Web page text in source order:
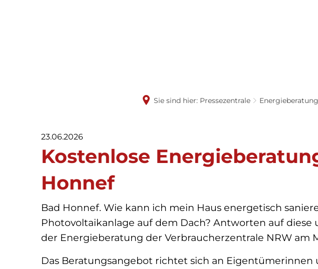
Sie sind hier: Pressezentrale
23.06.2026
Kostenlose
Honnef
Bad Honnef. Wie kann ich mein Haus energetisch
Photovoltaikanlage auf dem Dach? Antworten auf
der Energieberatung der Verbraucherzentrale NRW am
Das Beratungsangebot richtet sich an